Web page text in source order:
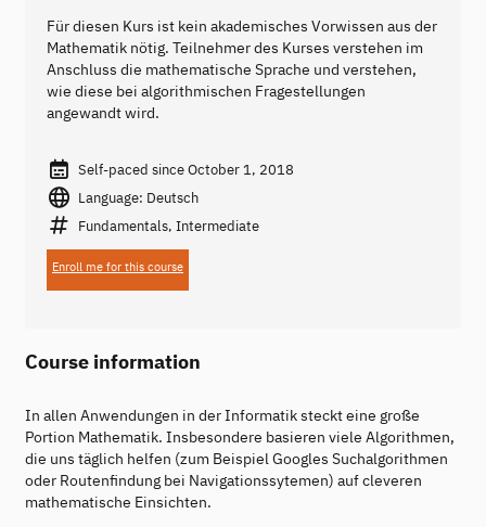
Für diesen Kurs ist kein akademisches Vorwissen aus der
Mathematik nötig. Teilnehmer des Kurses verstehen im
Anschluss die mathematische Sprache und verstehen,
wie diese bei algorithmischen Fragestellungen
angewandt wird.
Self-paced since October 1, 2018
Language: Deutsch
Fundamentals, Intermediate
Enroll me for this course
Course information
In allen Anwendungen in der Informatik steckt eine große
Portion Mathematik. Insbesondere basieren viele Algorithmen,
die uns täglich helfen (zum Beispiel Googles Suchalgorithmen
oder Routenfindung bei Navigationssytemen) auf cleveren
mathematische Einsichten.